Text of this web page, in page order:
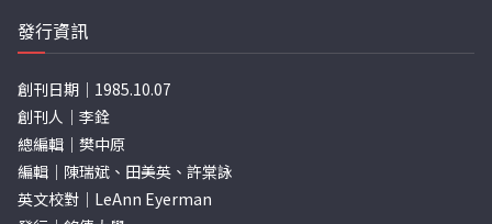
發行資訊
創刊日期｜1985.10.07
創刊人｜李銓
總編輯｜樊中原
編輯｜陳瑞斌、田美英、許棠詠
英文校對｜LeAnn Eyerman